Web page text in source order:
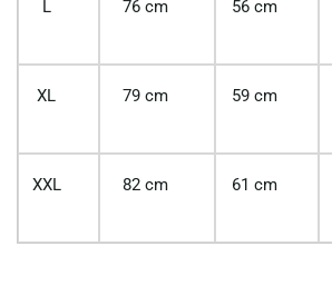
L 76 cm 56 cm
XL 79 cm 59 cm
XXL 82 cm 61 cm